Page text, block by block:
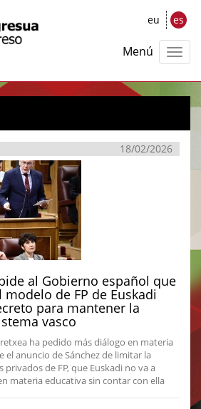
eu es
Menú
18/02/2026
al Gobierno español que
de FP de Euskadi
para mantener la
vasco
ha pedido más diálogo en materia
el anuncio de Sánchez de limitar la
de FP, que Euskadi no va a
materia educativa sin contar con ella